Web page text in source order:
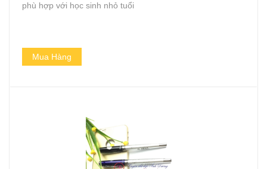
phù hợp với học sinh nhỏ tuổi
Mua Hàng